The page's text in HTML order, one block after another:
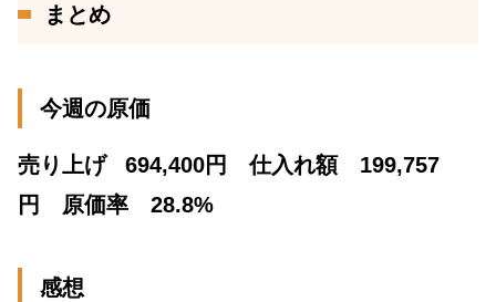
まとめ
今週の原価
売り上げ
694,400円 仕入れ額 199,757
円 原価率 28.8%
感想